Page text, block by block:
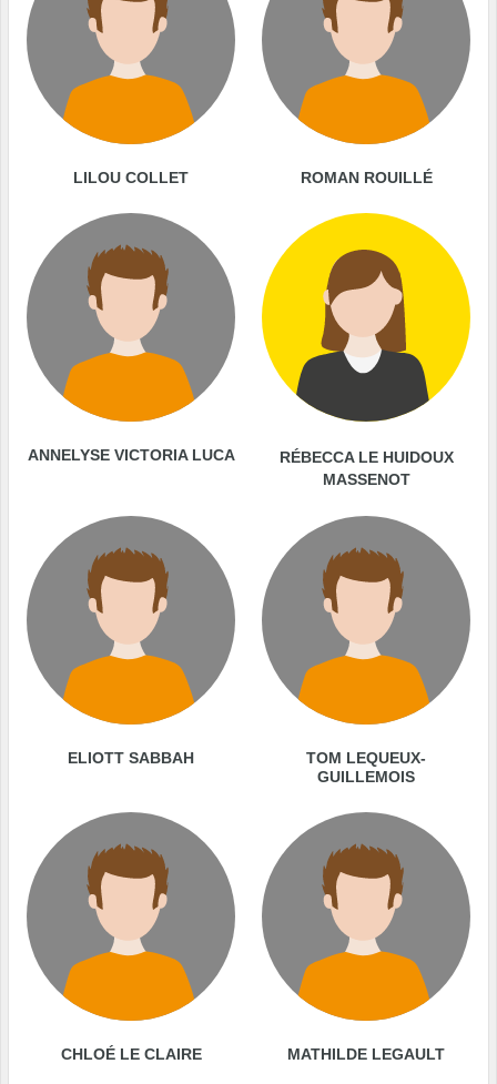
LILOU COLLET ROMAN ROUILLÉ
ANNELYSE VICTORIA LUCA
RÉBECCA LE HUIDOUX
MASSENOT
ELIOTT SABBAH
TOM LEQUEUX-
GUILLEMOIS
CHLOÉ LE CLAIRE MATHILDE LEGAULT